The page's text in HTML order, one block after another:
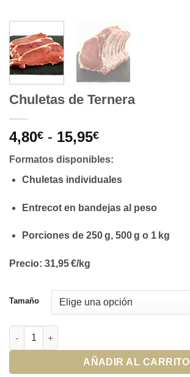
Chuletas de Ternera
4,80€ - 15,95€Rango
precios:
desde
hasta
Formatos disponibles:
Chuletas individuales
Entrecot en bandejas al peso
Porciones de 250 g, 500 g o 1 kg
Precio: 31,95 €/kg
Tamaño
Chuletas de Ternera cantidad
AÑADIR AL CARRITO